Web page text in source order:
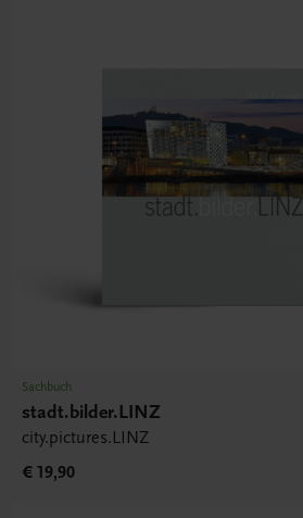
Sachbuch
stadt.bilder.LINZ
city.pictures.LINZ
€ 19,90